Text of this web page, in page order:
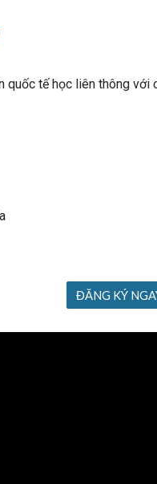
tế học liên thông với
ĐĂNG KÝ